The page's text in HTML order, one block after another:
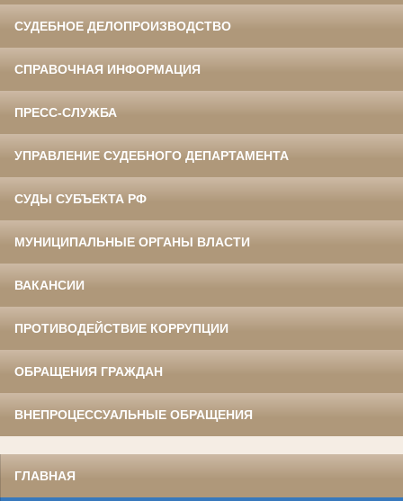
СУДЕБНОЕ ДЕЛОПРОИЗВОДСТВО
СПРАВОЧНАЯ ИНФОРМАЦИЯ
ПРЕСС-СЛУЖБА
УПРАВЛЕНИЕ СУДЕБНОГО ДЕПАРТАМЕНТА
СУДЫ СУБЪЕКТА РФ
МУНИЦИПАЛЬНЫЕ ОРГАНЫ ВЛАСТИ
ВАКАНСИИ
ПРОТИВОДЕЙСТВИЕ КОРРУПЦИИ
ОБРАЩЕНИЯ ГРАЖДАН
ВНЕПРОЦЕССУАЛЬНЫЕ ОБРАЩЕНИЯ
ГЛАВНАЯ